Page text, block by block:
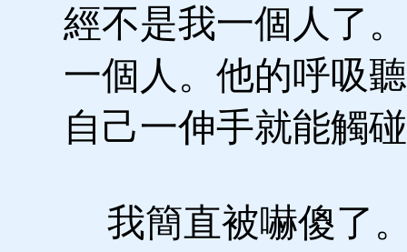
經不是我一個人了
一個人。他的呼吸
自己一伸手就能觸
我簡直被嚇傻了